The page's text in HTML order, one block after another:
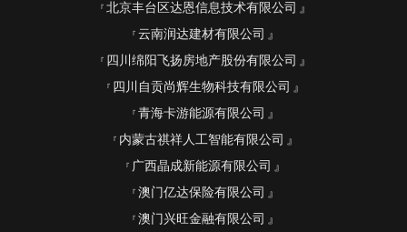
北京丰台区达恩信息技术有限公司
云南润达建材有限公司
四川绵阳飞扬房地产股份有限公司
四川自贡尚辉生物科技有限公司
青海卡游能源有限公司
内蒙古祺祥人工智能有限公司
广西晶成新能源有限公司
澳门亿达保险有限公司
澳门兴旺金融有限公司